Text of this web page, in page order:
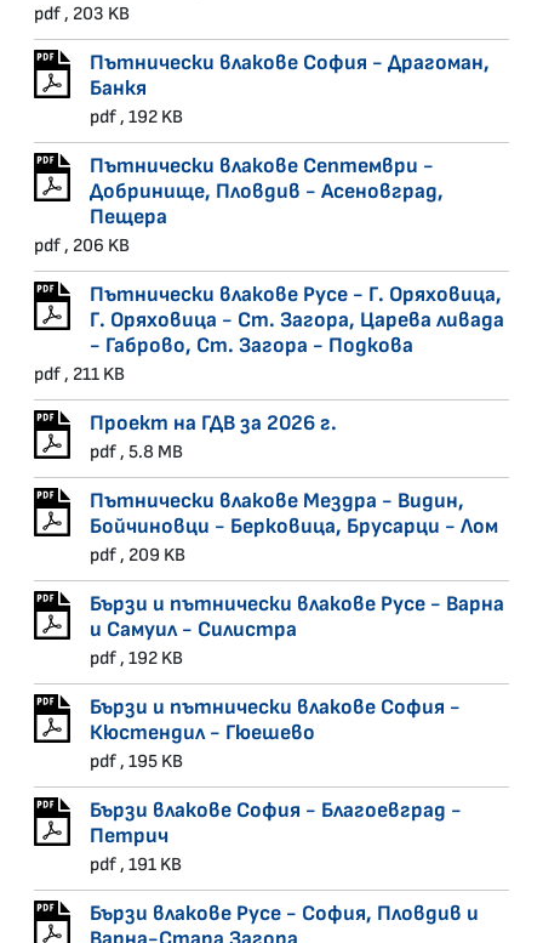
pdf , 203 KB
Пътнически влакове София - Драгоман,
Банкя
pdf , 192 KB
Пътнически влакове Септември -
Добринище, Пловдив - Асеновград,
Пещера
pdf , 206 KB
Пътнически влакове Русе - Г. Оряховица,
Г. Оряховица - Ст. Загора, Царева ливада
- Габрово, Ст. Загора - Подкова
pdf , 211 KB
Проект на ГДВ за 2026 г.
pdf , 5.8 MB
Пътнически влакове Мездра - Видин,
Бойчиновци - Берковица, Брусарци - Лом
pdf , 209 KB
Бързи и пътнически влакове Русе - Варна
и Самуил - Силистра
pdf , 192 KB
Бързи и пътнически влакове София -
Кюстендил - Гюешево
pdf , 195 KB
Бързи влакове София - Благоевград -
Петрич
pdf , 191 KB
Бързи влакове Русе - София, Пловдив и